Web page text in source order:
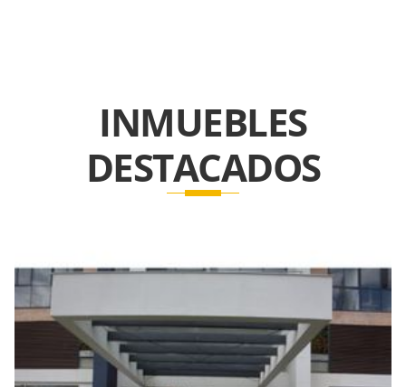
INMUEBLES
DESTACADOS